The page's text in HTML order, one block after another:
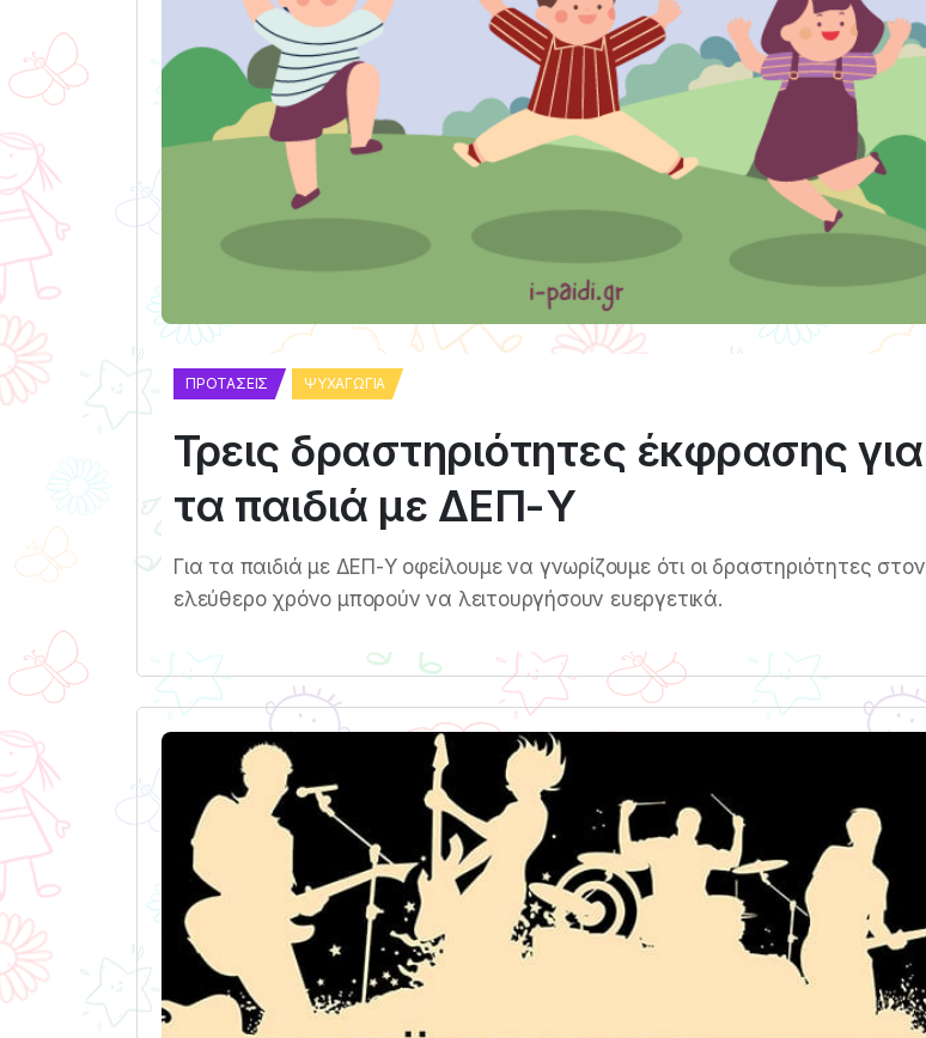
ΠΡΟΤΆΣΕΙΣ ΨΥΧΑΓΩΓΊΑ
Τρεις δραστηριότητες έκφρασης για
τα παιδιά με ΔΕΠ-Υ
Για τα παιδιά με ΔΕΠ-Υ οφείλουμε να γνωρίζουμε ότι οι δραστηριότητες στον
ελεύθερο χρόνο μπορούν να λειτουργήσουν ευεργετικά.